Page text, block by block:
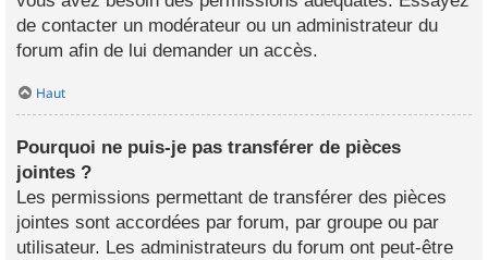
de contacter un modérateur ou un administrateur du
forum afin de lui demander un accès.
Haut
Pourquoi ne puis-je pas transférer de pièces
jointes ?
Les permissions permettant de transférer des pièces
jointes sont accordées par forum, par groupe ou par
utilisateur. Les administrateurs du forum ont peut-être